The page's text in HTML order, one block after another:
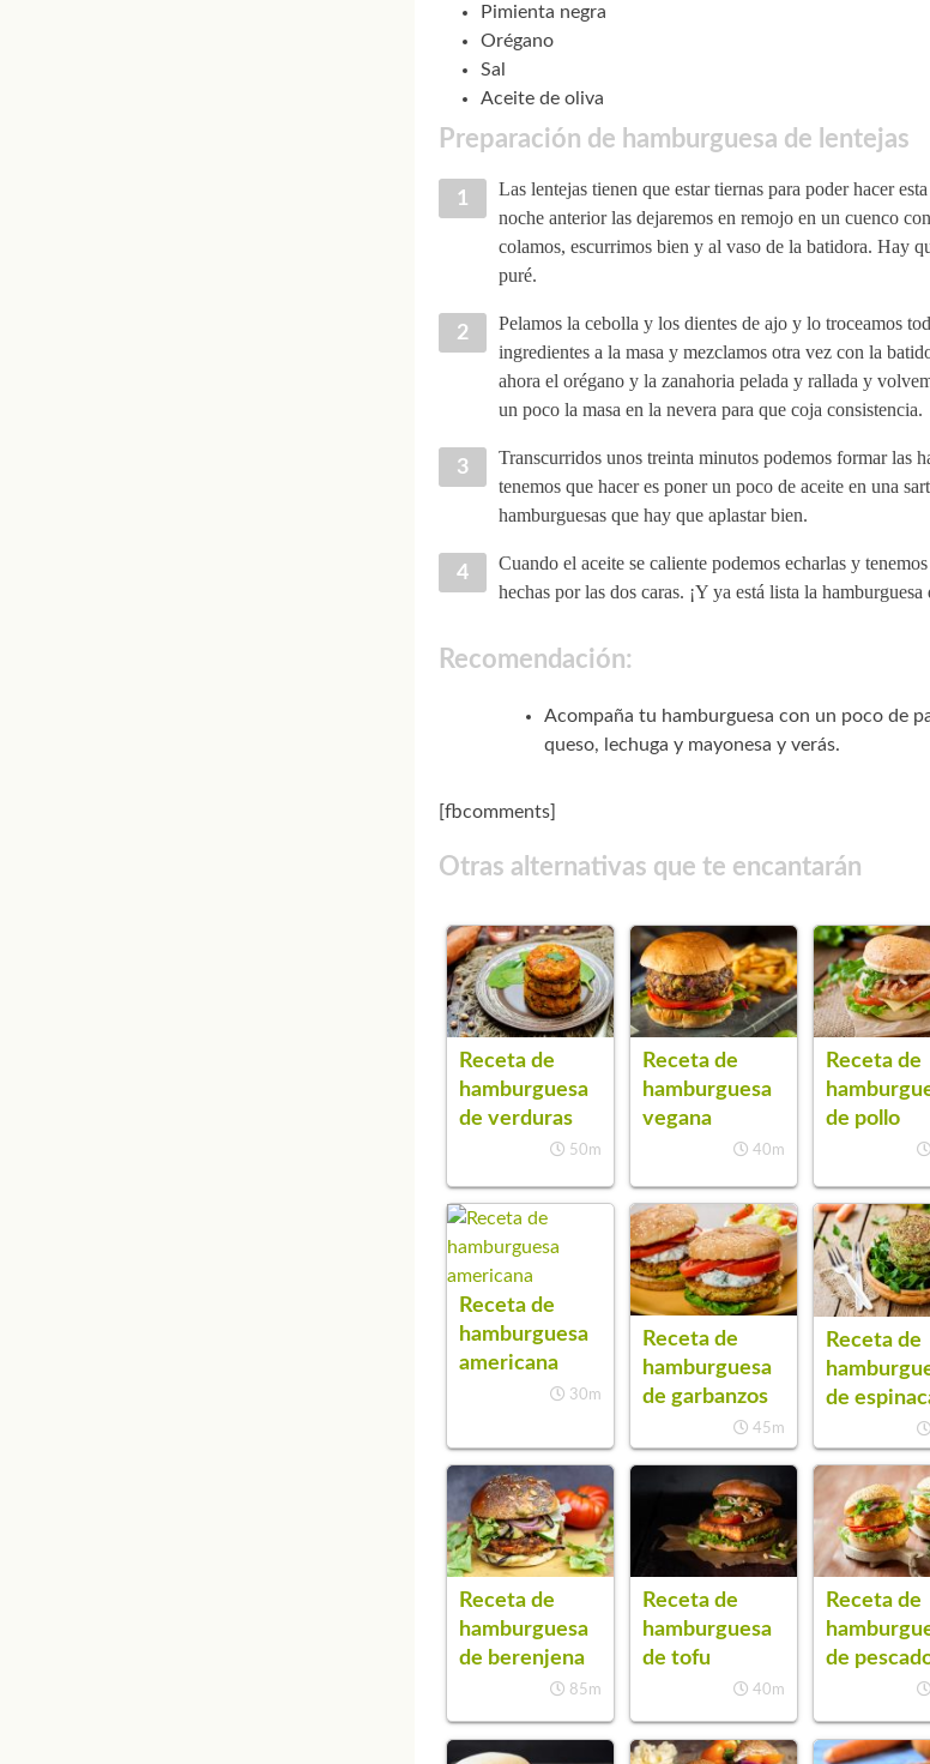
Pimienta negra
Orégano
Sal
Aceite de oliva
Preparación de hamburguesa de lentejas
Las lentejas tienen que estar tiernas para poder hacer
noche anterior las dejaremos en remojo en un cuenco
colamos, escurrimos bien y al vaso de la batidora. Hay
puré.
Pelamos la cebolla y los dientes de ajo y lo troceamos
ingredientes a la masa y mezclamos otra vez con la
ahora el orégano y la zanahoria pelada y rallada y
un poco la masa en la nevera para que coja consistencia.
Transcurridos unos treinta minutos podemos formar las
tenemos que hacer es poner un poco de aceite en una
hamburguesas que hay que aplastar bien.
Cuando el aceite se caliente podemos echarlas y
hechas por las dos caras. ¡Y ya está lista la hamburguesa
Recomendación:
Acompaña tu hamburguesa con un poco de
queso, lechuga y mayonesa y verás.
[fbcomments]
Otras alternativas que te encantarán
Receta de
hamburguesa
de verduras
50m
Receta de
hamburguesa
vegana
40m
Receta de
de pollo
Receta de
hamburguesa
americana
30m
Receta de
hamburguesa
de garbanzos
45m
Receta de
de
Receta de
hamburguesa
de berenjena
85m
Receta de
hamburguesa
de tofu
40m
Receta de
de